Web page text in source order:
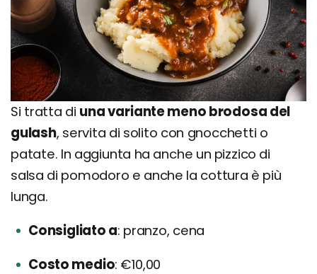
Si tratta di una variante meno brodosa del
gulash, servita di solito con gnocchetti o
patate. In aggiunta ha anche un pizzico di
salsa di pomodoro e anche la cottura è più
lunga.
Consigliato a pranzo, cena
Costo medio €10,00